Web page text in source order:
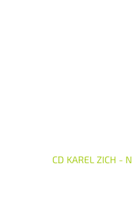
CD KAREL ZICH -